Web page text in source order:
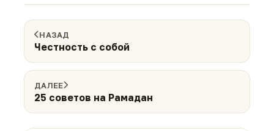
НАЗАД
Честность с собой
ДАЛЕЕ
25 советов на Рамадан